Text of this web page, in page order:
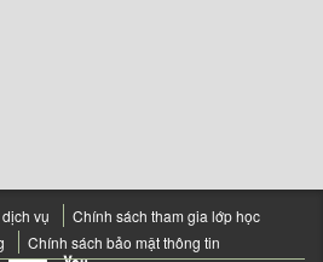
vụ
Chính sách tham gia lớp học
Chính sách bảo mật thông tin